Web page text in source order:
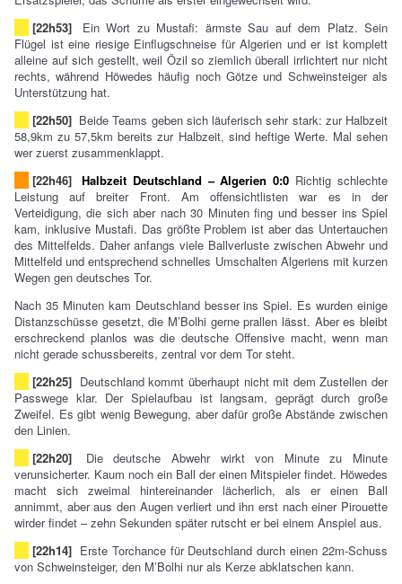
[22h53]
Ein Wort zu Mustafi: ärmste Sau auf dem Platz. Sein
Flügel ist eine riesige Einflugschneise für Algerien und er ist komplett
alleine auf sich gestellt, weil Özil so ziemlich überall irrlichtert nur nicht
rechts, während Höwedes häufig noch Götze und Schweinsteiger als
Unterstützung hat.
[22h50] Beide Teams geben sich läuferisch sehr stark: zur Halbzeit
58,9km zu 57,5km bereits zur Halbzeit, sind heftige Werte. Mal sehen
wer zuerst zusammenklappt.
[22h46] Halbzeit Deutschland – Algerien 0:0 Richtig schlechte
Leistung auf breiter Front. Am offensichtlisten war es in der
Verteidigung, die sich aber nach 30 Minuten fing und besser ins Spiel
kam, inklusive Mustafi. Das größte Problem ist aber das Untertauchen
des Mittelfelds. Daher anfangs viele Ballverluste zwischen Abwehr und
Mittelfeld und entsprechend schnelles Umschalten Algeriens mit kurzen
Wegen gen deutsches Tor.
Nach 35 Minuten kam Deutschland besser ins Spiel. Es wurden einige
Distanzschüsse gesetzt, die M’Bolhi gerne prallen lässt. Aber es bleibt
erschreckend planlos was die deutsche Offensive macht, wenn man
nicht gerade schussbereits, zentral vor dem Tor steht.
[22h25] Deutschland kommt überhaupt nicht mit dem Zustellen der
Passwege klar. Der Spielaufbau ist langsam, geprägt durch große
Zweifel. Es gibt wenig Bewegung, aber dafür große Abstände zwischen
den Linien.
[22h20]
Die deutsche Abwehr wirkt von Minute zu Minute
verunsicherter. Kaum noch ein Ball der einen Mitspieler findet. Höwedes
macht sich zweimal hintereinander lächerlich, als er einen Ball
annimmt, aber aus den Augen verliert und ihn erst nach einer Pirouette
wirder findet – zehn Sekunden später rutscht er bei einem Anspiel aus.
[22h14] Erste Torchance für Deutschland durch einen 22m-Schuss
von Schweinsteiger, den M’Bolhi nur als Kerze abklatschen kann.